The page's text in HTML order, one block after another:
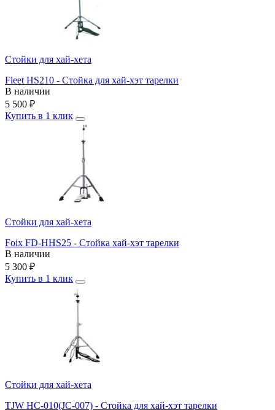
Стойки для хай-хета
Fleet HS210 - Стойка для хай-хэт тарелки
В наличии
5 500 ₽
Купить в 1 клик
Стойки для хай-хета
Foix FD-HHS25 - Стойка хай-хэт тарелки
В наличии
5 300 ₽
Купить в 1 клик
Стойки для хай-хета
TJW HC-010(JC-007) - Стойка для хай-хэт тарелки